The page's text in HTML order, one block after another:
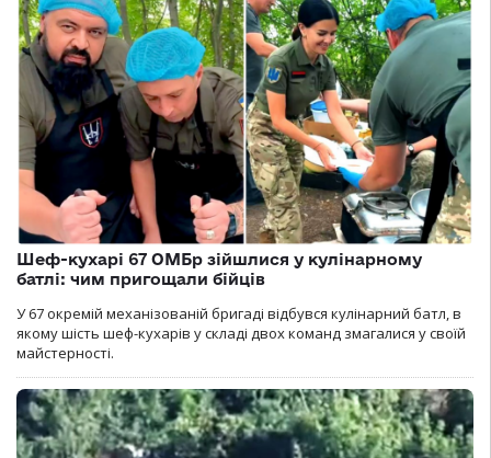
Шеф-кухарі 67 ОМБр зійшлися у кулінарному
батлі: чим пригощали бійців
У 67 окремій механізованій бригаді відбувся кулінарний батл, в
якому шість шеф-кухарів у складі двох команд змагалися у своїй
майстерності.